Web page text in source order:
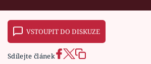
VSTOUPIT DO DISKUZE
Sdílejte článek